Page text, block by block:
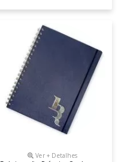
Ver + Detalhes